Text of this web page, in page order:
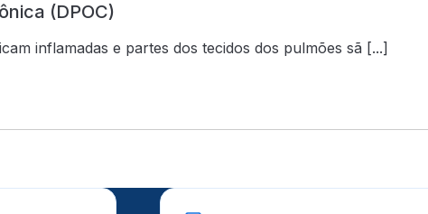
(DPOC)
inflamadas e partes dos tecidos dos pulmões sã [...]